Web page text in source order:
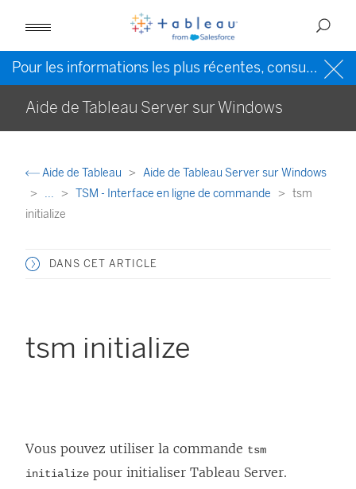
Pour les informations les plus récentes, consultez l’
Aide de Tableau Server sur Windows
Aide de Tableau
Aide de Tableau Server sur Windows
...
TSM - Interface en ligne de commande
tsm
initialize
DANS CET ARTICLE
tsm initialize
Vous pouvez utiliser la commande tsm
initialize pour initialiser Tableau Server.